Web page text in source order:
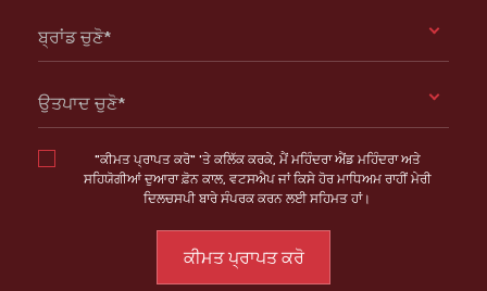
ਬ੍ਰਾਂਡ ਚੁਣੋ*
ਉਤਪਾਦ ਚੁਣੋ*
"ਕੀਮਤ ਪ੍ਰਾਪਤ ਕਰੋ" 'ਤੇ ਕਲਿੱਕ ਕਰਕੇ, ਮੈਂ ਮਹਿੰਦਰਾ ਐਂਡ ਮਹਿੰਦਰਾ ਅਤੇ
ਸਹਿਯੋਗੀਆਂ ਦੁਆਰਾ ਫ਼ੋਨ ਕਾਲ, ਵਟਸਐਪ ਜਾਂ ਕਿਸੇ ਹੋਰ ਮਾਧਿਅਮ ਰਾਹੀਂ ਮੇਰੀ
ਦਿਲਚਸਪੀ ਬਾਰੇ ਸੰਪਰਕ ਕਰਨ ਲਈ ਸਹਿਮਤ ਹਾਂ।